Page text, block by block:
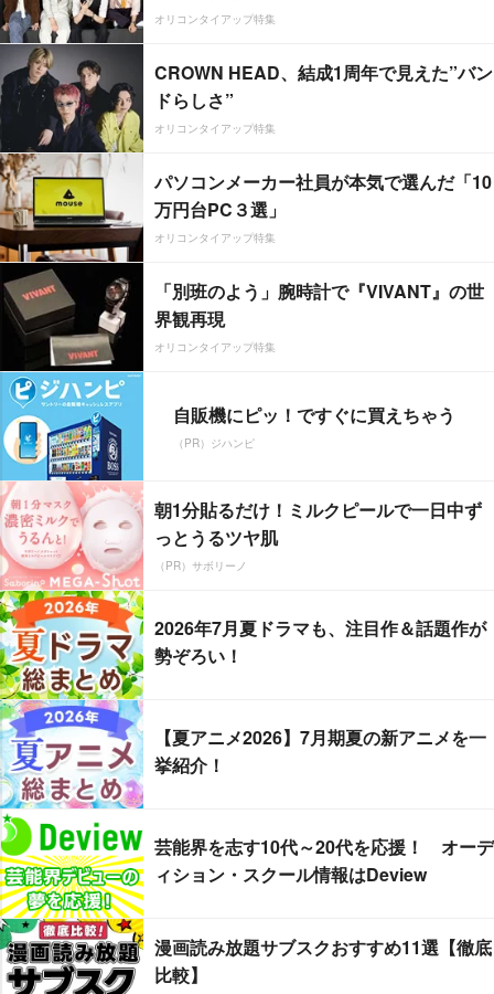
オリコンタイアップ特集
CROWN HEAD、結成1周年で見えた”バン
ドらしさ”
オリコンタイアップ特集
パソコンメーカー社員が本気で選んだ「10
万円台PC３選」
オリコンタイアップ特集
「別班のよう」腕時計で『VIVANT』の世
界観再現
オリコンタイアップ特集
自販機にピッ！ですぐに買えちゃう
（PR）ジハンピ
朝1分貼るだけ！ミルクピールで一日中ず
っとうるツヤ肌
（PR）サボリーノ
2026年7月夏ドラマも、注目作＆話題作が
勢ぞろい！
【夏アニメ2026】7月期夏の新アニメを一
挙紹介！
芸能界を志す10代～20代を応援！ オーデ
ィション・スクール情報はDeview
漫画読み放題サブスクおすすめ11選【徹底
比較】